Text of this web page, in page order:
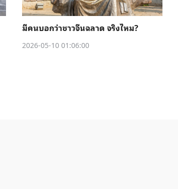
มีคนบอกว่าชาวจีนฉลาด จริงไหม?
2026-05-10 01:06:00